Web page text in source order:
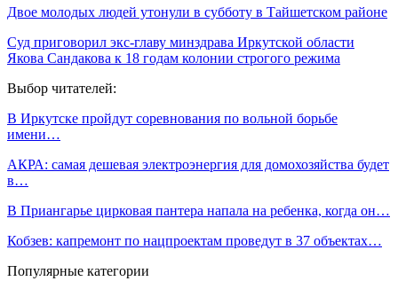
Двое молодых людей утонули в субботу в Тайшетском районе
Суд приговорил экс-главу минздрава Иркутской области
Якова Сандакова к 18 годам колонии строгого режима
Выбор читателей:
В Иркутске пройдут соревнования по вольной борьбе
имени…
АКРА: самая дешевая электроэнергия для домохозяйства будет
в…
В Приангарье цирковая пантера напала на ребенка, когда он…
Кобзев: капремонт по нацпроектам проведут в 37 объектах…
Популярные категории